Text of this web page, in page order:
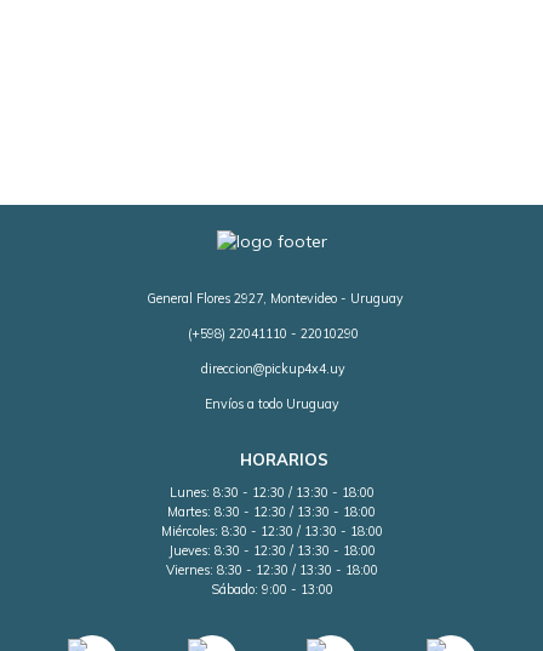
General Flores 2927, Montevideo - Uruguay
(+598) 22041110 - 22010290
direccion@pickup4x4.uy
Envíos a todo Uruguay
HORARIOS
Lunes: 8:30 - 12:30 / 13:30 - 18:00
Martes: 8:30 - 12:30 / 13:30 - 18:00
Miércoles: 8:30 - 12:30 / 13:30 - 18:00
Jueves: 8:30 - 12:30 / 13:30 - 18:00
Viernes: 8:30 - 12:30 / 13:30 - 18:00
Sábado: 9:00 - 13:00